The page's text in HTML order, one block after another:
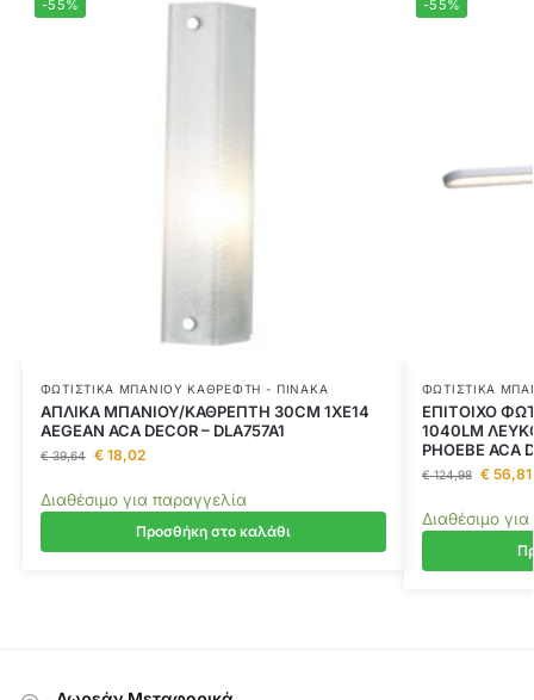
-55%
ΦΩΤΙΣΤΙΚΆ ΜΠΆΝΙΟΥ ΚΑΘΡΈΦΤΗ - ΠΊΝΑΚΑ
ΑΠΛΙΚΑ ΜΠΑΝΙΟΥ/ΚΑΘΡΕΠΤΗ 30CM 1XE14
AEGEAN ACA DECOR – DLA757A1
€39,64 €18,02
Διαθέσιμο για παραγγελία
Προσθήκη στο καλάθι
-55%
ΦΩΤΙΣΤΙΚΆ
ΕΠΙΤΟΙΧΟ
1040LM
PHOEBE ACA
€124,98 €56,81
Διαθέσιμο